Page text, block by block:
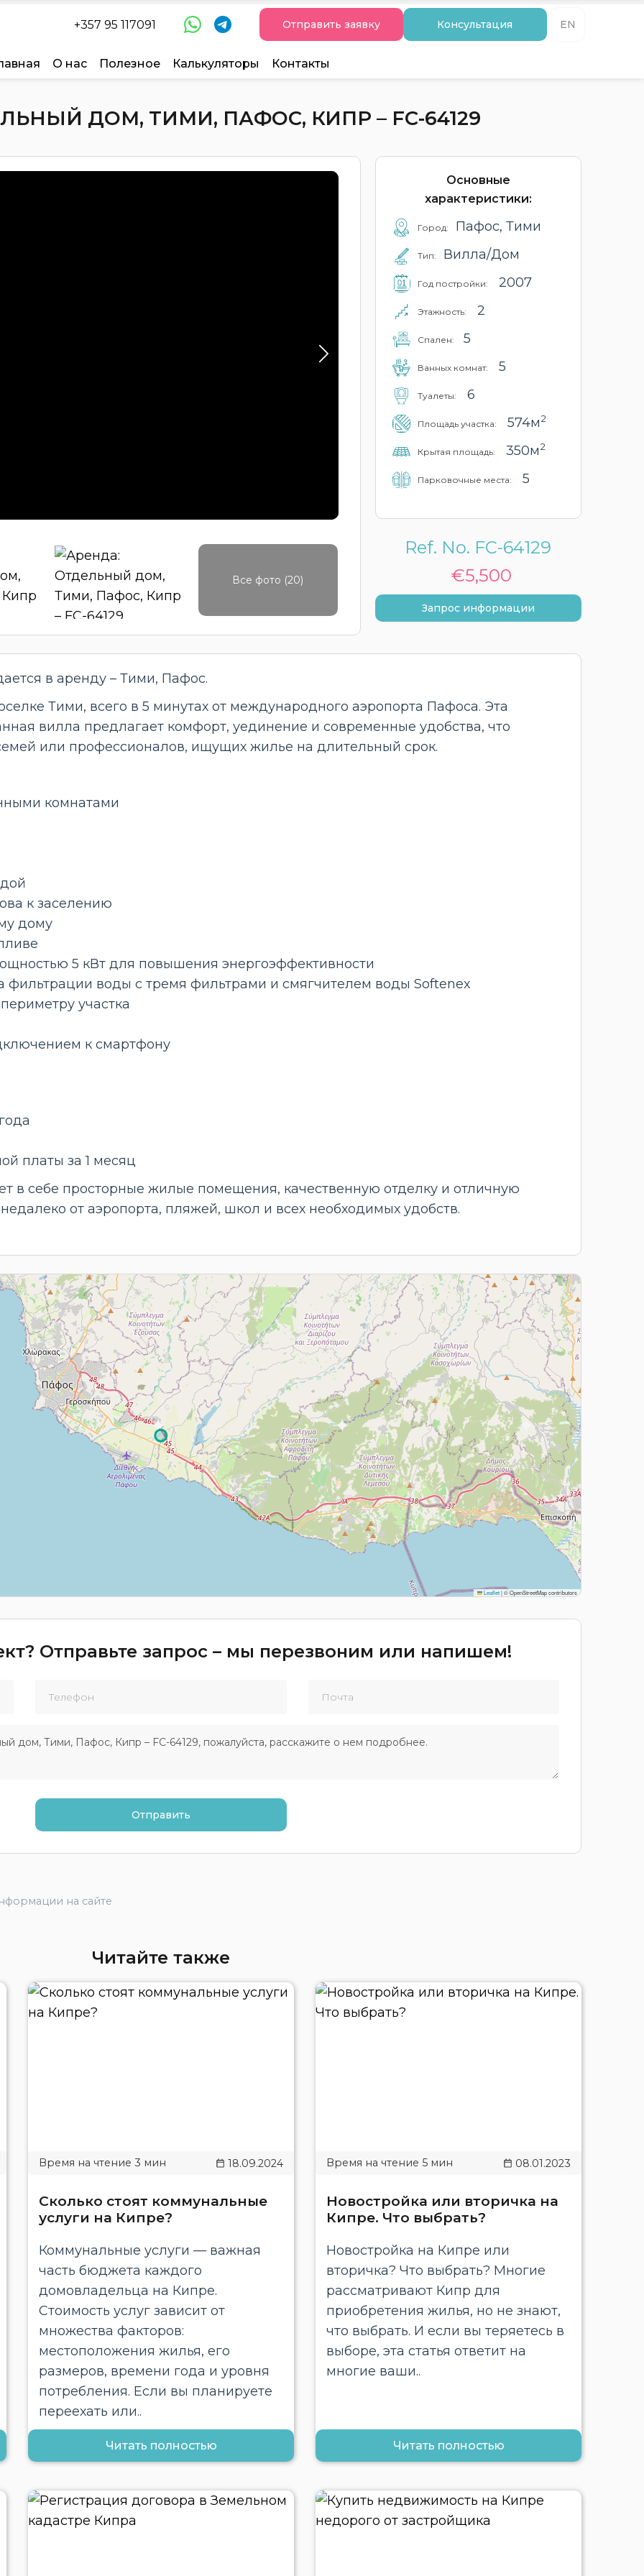
+357 95 117091 Отправить заявку Консультация EN
О нас Полезное Калькуляторы Контакты
ДОМ, ТИМИ, ПАФОС, КИПР – FC-64129
Все фото (20)
Основные
характеристики:
Город: Пафос, Тими
Тип: Вилла/Дом
Год постройки: 2007
Этажность: 2
Cпален: 5
Ванных комнат: 5
Туалеты: 6
Площадь участка: 574м2
Крытая площадь: 350м2
Парковочные места: 5
Ref. No. FC-64129
€5,500
Запрос информации
в аренду – Тими, Пафос.
Тими, всего в 5 минутах от международного аэропорта Пафоса. Эта
вилла предлагает комфорт, уединение и современные удобства, что
или профессионалов, ищущих жилье на длительный срок.
комнатами
к заселению
дому
5 кВт для повышения энергоэффективности
фильтрации воды с тремя фильтрами и смягчителем воды Softenex
участка
к смартфону
платы за 1 месяц
в себе просторные жилые помещения, качественную отделку и отличную
от аэропорта, пляжей, школ и всех необходимых удобств.
Leaflet|© OpenStreetMap contributors
Отправьте запрос – мы перезвоним или напишем!
на сайте
Читайте также
18.09.2024
Сколько стоят коммунальные
услуги на Кипре?
Коммунальные услуги — важная
часть бюджета каждого
домовладельца на Кипре.
Стоимость услуг зависит от
множества факторов:
местоположения жилья, его
размеров, времени года и уровня
потребления. Если вы планируете
переехать или..
Читать полностью
08.01.2023
Новостройка или вторичка на
Кипре. Что выбрать?
Новостройка на Кипре или
вторичка? Что выбрать? Многие
рассматривают Кипр для
приобретения жилья, но не знают,
что выбрать. И если вы теряетесь в
выборе, эта статья ответит на
многие ваши..
Читать полностью